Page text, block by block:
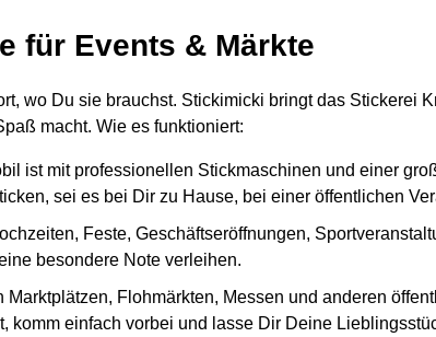
für Events & Märkte
wo Du sie brauchst. Stickimicki bringt das Stickerei
macht. Wie es funktioniert:
ist mit professionellen Stickmaschinen und einer
sei es bei Dir zu Hause, bei einer öffentlichen
Feste, Geschäftseröffnungen,
besondere Note verleihen.
Marktplätzen, Flohmärkten, Messen und anderen
komm einfach vorbei und lasse Dir Deine